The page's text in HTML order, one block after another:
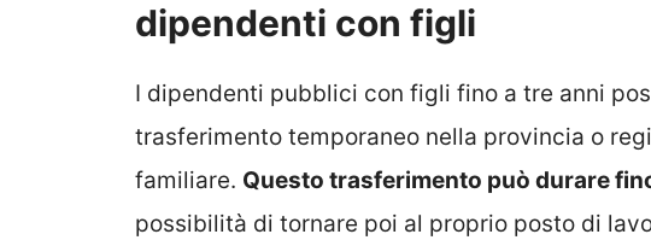
dipendenti con figli
I dipendenti pubblici con figli fino a tre anni
trasferimento temporaneo nella provincia o
familiare. Questo trasferimento può durare
possibilità di tornare poi al proprio posto di